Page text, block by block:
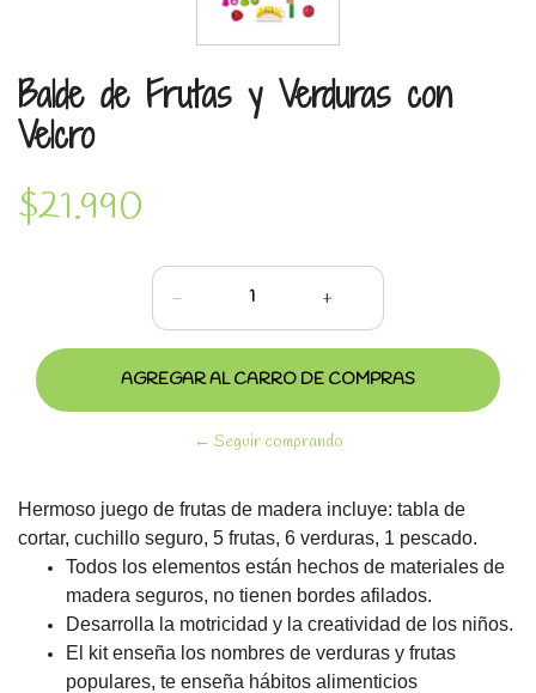
Balde de Frutas y Verduras con
Velcro
$21.990
- +
← Seguir comprando
Hermoso juego de frutas de madera incluye: tabla de
cortar, cuchillo seguro, 5 frutas, 6 verduras, 1 pescado.
Todos los elementos están hechos de materiales de
madera seguros, no tienen bordes afilados.
Desarrolla la motricidad y la creatividad de los niños.
El kit enseña los nombres de verduras y frutas
populares, te enseña hábitos alimenticios